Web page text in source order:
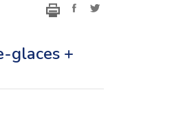
glaces +